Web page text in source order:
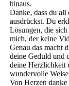
hinaus.
Danke, dass du
ausdrückst. Du
Lösungen, die
mich, der keine
Genau das macht
deine Geduld und
deine Herzlichkeit
wundervolle
Von Herzen